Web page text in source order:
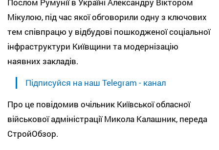
Мікулою, під час якої обговорили одну з ключових
тем співпрацю у відбудові пошкодженої соціальної
інфраструктури Київщини та модернізацію
наявних закладів.
Підписуйся на наш Telegram - канал
Про це повідомив очільник Київської обласної
військової адміністрації Микола Калашник, переда
СтройОбзор.